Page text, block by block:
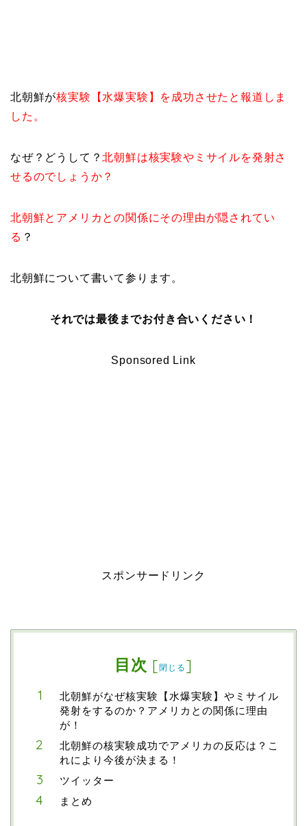
北朝鮮が核実験【水爆実験】を成功させたと報道しま
した。
なぜ？どうして？北朝鮮は核実験やミサイルを発射さ
せるのでしょうか？
北朝鮮とアメリカとの関係にその理由が隠されてい
る ？
北朝鮮について書いて参ります。
それでは最後までお付き合いください！
Sponsored Link
スポンサードリンク
目次 [閉じる ]
北朝鮮がなぜ核実験【水爆実験】やミサイル
発射をするのか？アメリカとの関係に理由
が！
北朝鮮の核実験成功でアメリカの反応は？こ
れにより今後が決まる！
ツイッター
まとめ